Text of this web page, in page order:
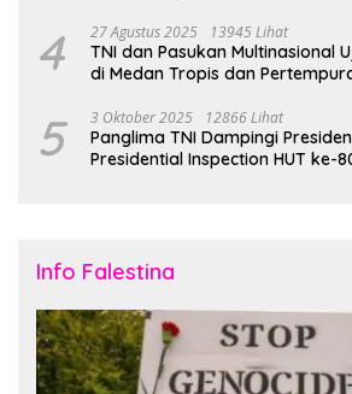
4 27 Agustus 2025 13945 Lihat
TNI dan Pasukan Multinasional
di Medan Tropis dan
5 3 Oktober 2025 12866 Lihat
Panglima TNI Dampingi
Presidential Inspection HUT ke-
Info Falestina